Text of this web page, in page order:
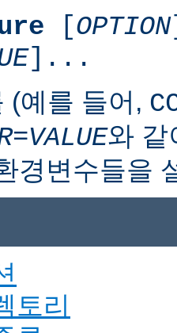
[OPTION
]...
(예를 들어,
=VALUE와
경변수들을
토리